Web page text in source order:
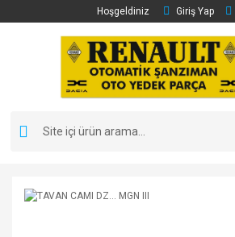
Hoşgeldiniz Giriş Yap